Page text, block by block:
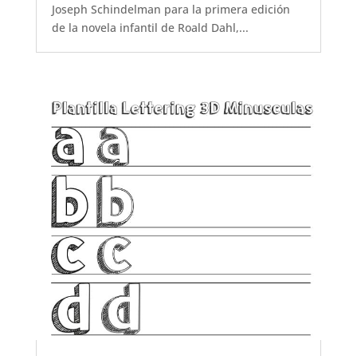
Joseph Schindelman para la primera edición
de la novela infantil de Roald Dahl,...